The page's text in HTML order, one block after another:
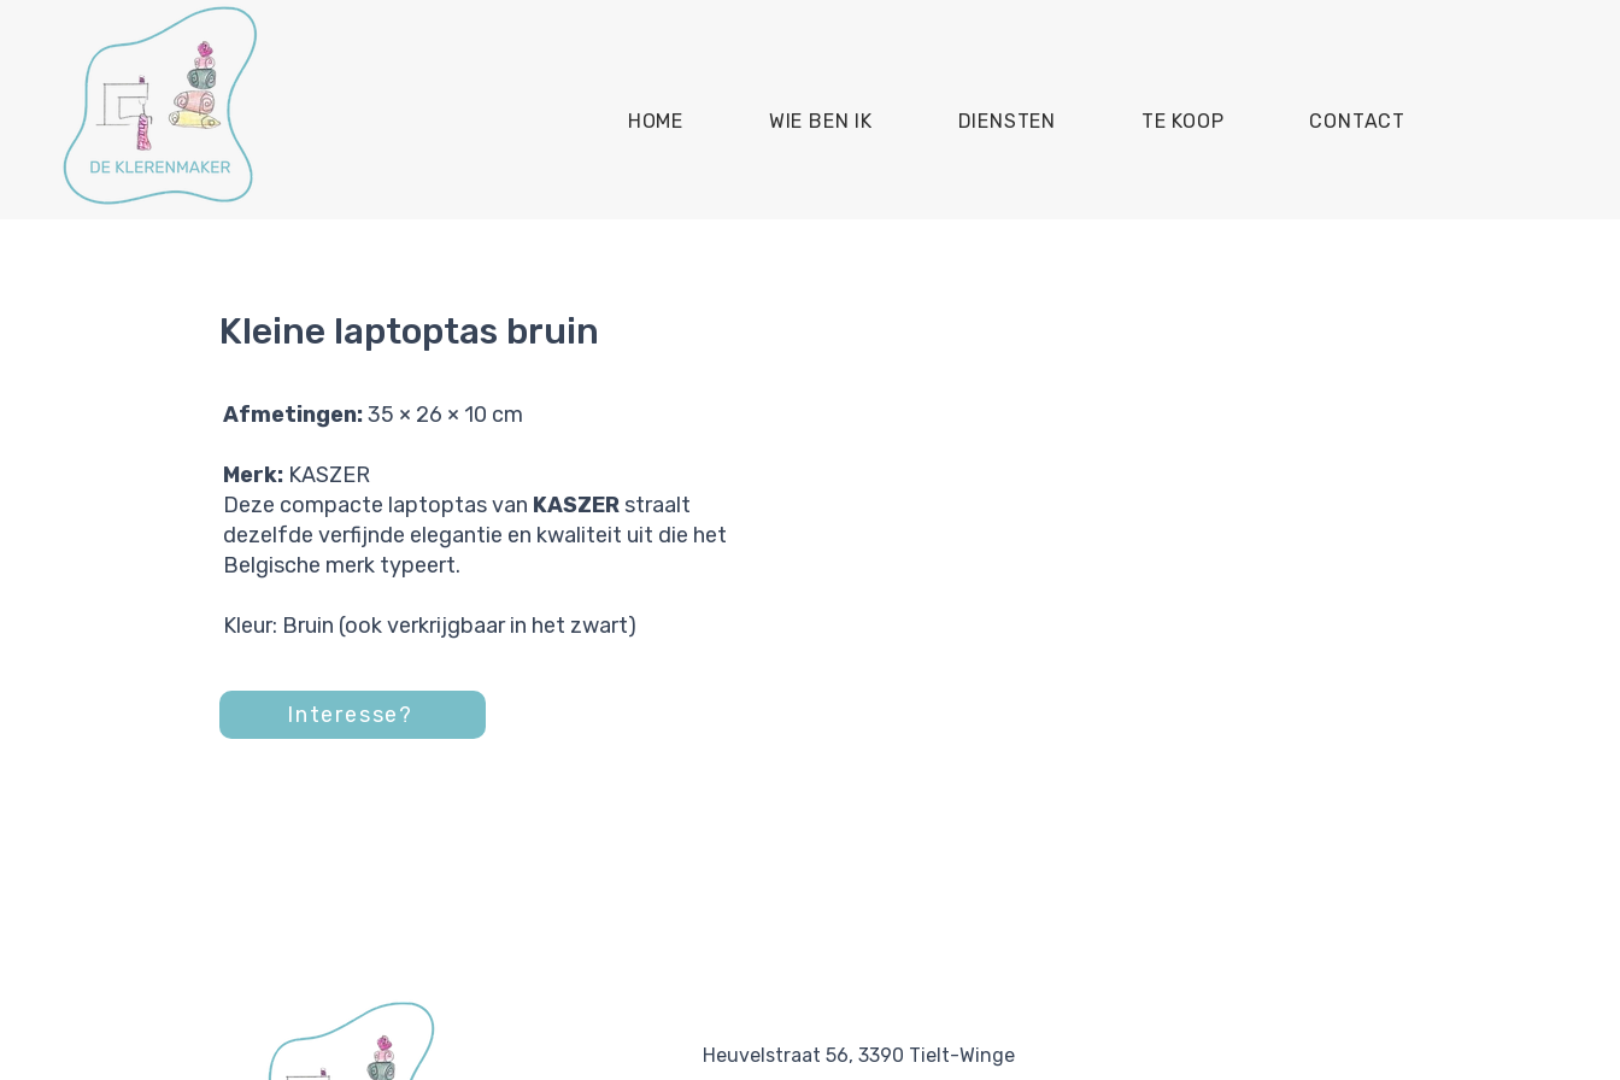
HOME WIE BEN IK DIENSTEN TE KOOP CONTACT
Kleine laptoptas bruin
Afmetingen:35 × 26 × 10 cm
Merk: KASZER
Deze compacte laptoptas van KASZER straalt
dezelfde verfijnde elegantie en kwaliteit uit die het
Belgische merk typeert.
Kleur: Bruin (ook verkrijgbaar in het zwart)
Interesse?
Heuvelstraat 56, 3390 Tielt-Winge